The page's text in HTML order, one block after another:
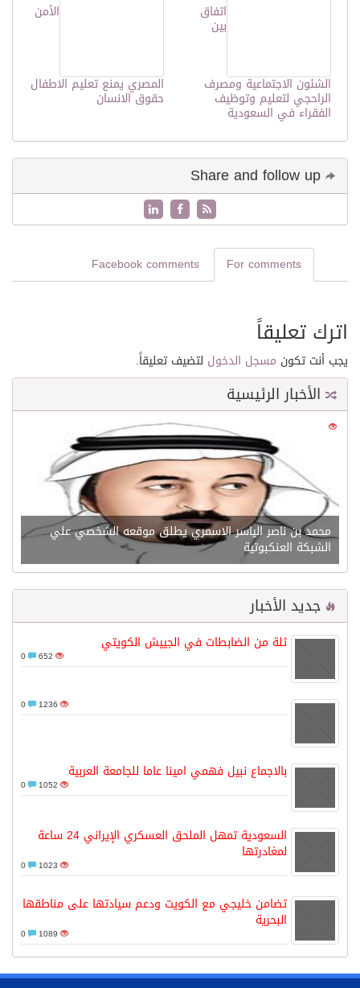
الأمن
المصري يمنع تعليم الاطفال
حقوق الانسان
اتفاق
بين
الشئون الاجتماعية ومصرف
الراحجي لتعليم وتوظيف
الفقراء في السعودية
For comments
Facebook comments
اترك تعليقاً
يجب أنت تكون مسجل الدخول لتضيف تعليقاً.
الأخبار الرئيسية
21641
محمد بن ناصر الياسر الاسمري يطلق موقعه الشخصي علي
الشبكة العنكبوتية
جديد الأخبار
ثلة من الضابطات في الجييش الكويتي
652
1236
بالاجماع نبيل فهمي امينا عاما للجامعة العربية
1052
السعودية تمهل الملحق العسكري الإيراني 24 ساعة
لمغادرتها
1023
تضامن خليجي مع الكويت ودعم سيادتها على مناطقها
البحرية
1089